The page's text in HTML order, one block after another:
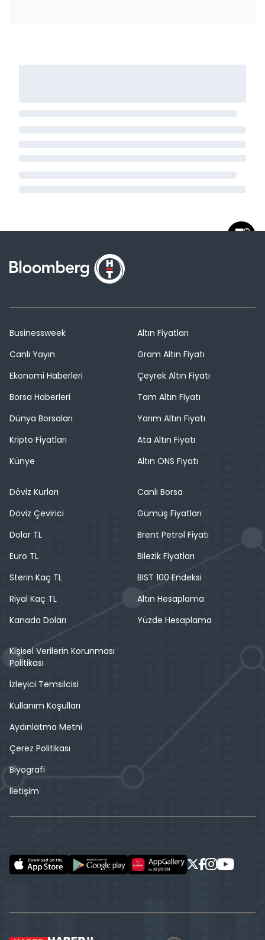
Businessweek
Canlı Yayın
Ekonomi Haberleri
Borsa Haberleri
Dünya Borsaları
Kripto Fiyatları
Künye
Altın Fiyatları
Gram Altın Fiyatı
Çeyrek Altın Fiyatı
Tam Altın Fiyatı
Yarım Altın Fiyatı
Ata Altın Fiyatı
Altın ONS Fiyatı
Döviz Kurları
Döviz Çevirici
Dolar TL
Euro TL
Sterin Kaç TL
Riyal Kaç TL
Kanada Doları
Canlı Borsa
Gümüş Fiyatları
Brent Petrol Fiyatı
Bilezik Fiyatları
BIST 100 Endeksi
Altın Hesaplama
Yüzde Hesaplama
Kişisel Verilerin Korunması
Politikası
İzleyici Temsilcisi
Kullanım Koşulları
Aydınlatma Metni
Çerez Politikası
Biyografi
İletişim